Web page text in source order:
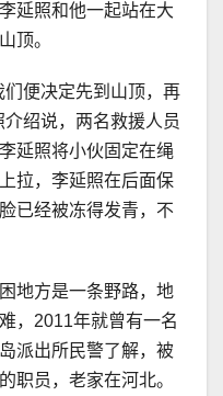
延照和他一起站在大
顶。
便决定先到山顶，再
绍说，两名救援人员
延照将小伙固定在绳
拉，李延照在后面保
已经被冻得发青，不
地方是一条野路，地
，2011年就曾有一名
派出所民警了解，被
职员，老家在河北。